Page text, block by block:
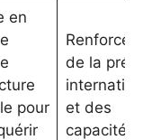
en
pour
de la
et des
capacités